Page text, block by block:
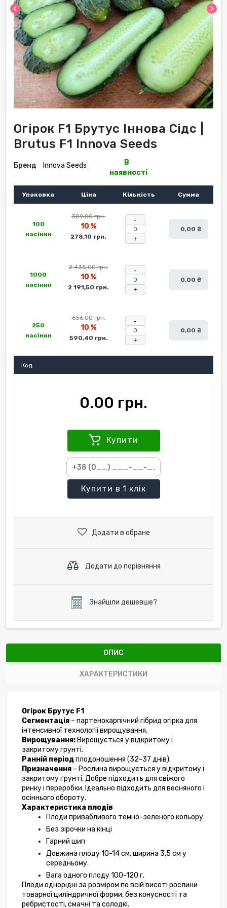
chevron_left chevron_right
Огірок F1 Брутус Іннова Сідс |
Brutus F1 Innova Seeds
Бренд Innova Seeds
В
наявності
Упаковка Ціна Кількість Сумма
100
насінин
309,00 грн.
10 %
278,10 грн. +
0,00 ₴
1000
насінин
2 435,00 грн.
10 %
2 191,50 грн. +
0,00 ₴
250
насінин
656,00 грн.
10 %
590,40 грн. +
0,00 ₴
Код:
0.00 грн.
Купити
Купити в 1 клік
Додати в обране
Додати до порівняння
Знайшли дешевше?
ОПИС
ХАРАКТЕРИСТИКИ
Огірок Брутус F1
Сегментація – партенокарпічний гібрид огірка для
інтенсивної технології вирощування.
Вирощування: Вирощується у відкритому і
закритому грунті.
Ранній період плодоношення (32-37 днів).
Призначення – Рослина вирощується у відкритому і
закритому ґрунті. Добре підходить для свіжого
ринку і переробки. Ідеально підходить для весняного і
осіннього обороту.
Характеристика плодів
Плоди привабливого темно-зеленого кольору
Без зірочки на кінці
Гарний шип
Довжина плоду 10-14 см, ширина 3,5 см у
середньому.
Вага одного плоду 100-120 г.
Плоди однорідні за розміром по всій висоті рослини
товарної циліндричної форми, без конусності та
ребристості, смачні та солодкі.